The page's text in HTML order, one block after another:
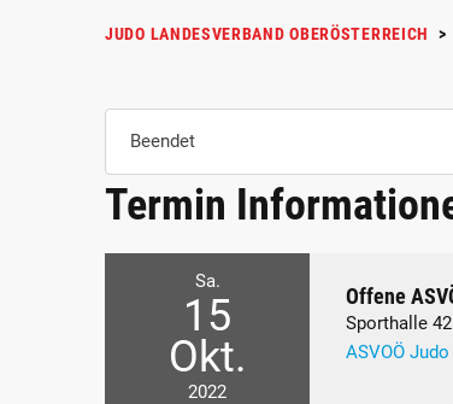
JUDO LANDESVERBAND OBERÖSTERREICH >
Beendet
Termin
Sa.
15
Okt.
2022
Offene
Sporthalle
ASVOÖ